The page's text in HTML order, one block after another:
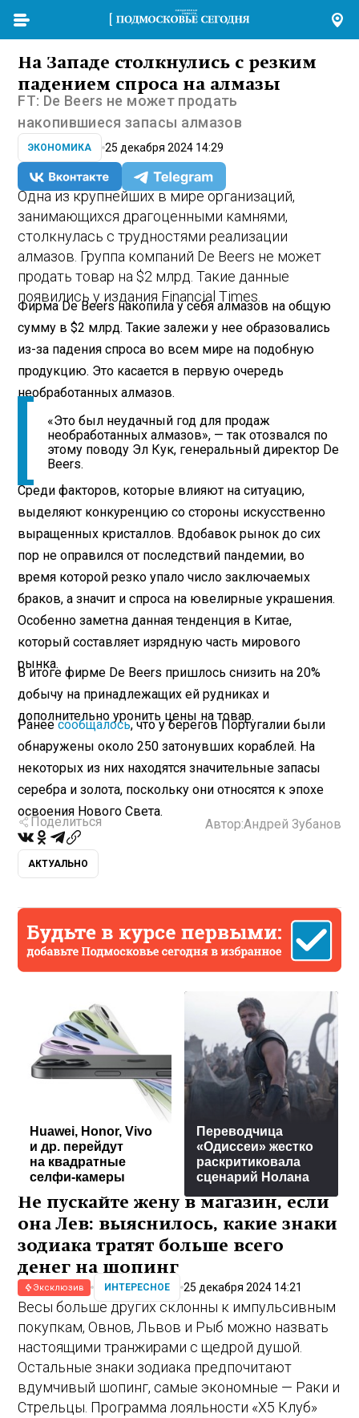
На Западе столкнулись с резким
падением спроса на алмазы
FT: De Beers не может продать
накопившиеся запасы алмазов
ЭКОНОМИКА 25 декабря 2024 14:29
Одна из крупнейших в мире организаций,
занимающихся драгоценными камнями,
столкнулась с трудностями реализации
алмазов. Группа компаний De Beers не может
продать товар на $2 млрд. Такие данные
появились у издания Financial Times.
Фирма De Beers накопила у себя алмазов на общую
сумму в $2 млрд. Такие залежи у нее образовались
из-за падения спроса во всем мире на подобную
продукцию. Это касается в первую очередь
необработанных алмазов.
«Это был неудачный год для продаж
необработанных алмазов», — так отозвался по
этому поводу Эл Кук, генеральный директор De
Beers.
Среди факторов, которые влияют на ситуацию,
выделяют конкуренцию со стороны искусственно
выращенных кристаллов. Вдобавок рынок до сих
пор не оправился от последствий пандемии, во
время которой резко упало число заключаемых
браков, а значит и спроса на ювелирные украшения.
Особенно заметна данная тенденция в Китае,
который составляет изрядную часть мирового
рынка.
В итоге фирме De Beers пришлось снизить на 20%
добычу на принадлежащих ей рудниках и
дополнительно уронить цены на товар.
Ранеесообщалось, что у берегов Португалии были
обнаружены около 250 затонувших кораблей. На
некоторых из них находятся значительные запасы
серебра и золота, поскольку они относятся к эпохе
освоения Нового Света.
Поделиться Автор:Андрей Зубанов
АКТУАЛЬНО
Huawei, Honor, Vivo
и др. перейдут
на квадратные
селфи-камеры
Переводчица
«Одиссеи» жестко
раскритиковала
сценарий Нолана
Не пускайте жену в магазин, если
она Лев: выяснилось, какие знаки
зодиака тратят больше всего
денег на шопинг
Эксклюзив ИНТЕРЕСНОЕ 25 декабря 2024 14:21
Весы больше других склонны к импульсивным
покупкам, Овнов, Львов и Рыб можно назвать
настоящими транжирами с щедрой душой.
Остальные знаки зодиака предпочитают
вдумчивый шопинг, самые экономные — Раки и
Стрельцы. Программа лояльности «Х5 Клуб»